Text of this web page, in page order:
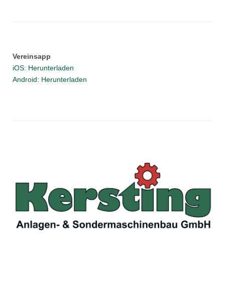
Vereinsapp
iOS: Herunterladen
Android: Herunterladen